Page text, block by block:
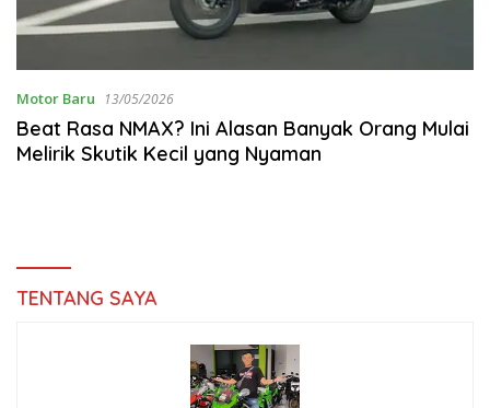
Motor Baru 13/05/2026
Beat Rasa NMAX? Ini Alasan Banyak Orang Mulai
Melirik Skutik Kecil yang Nyaman
TENTANG SAYA